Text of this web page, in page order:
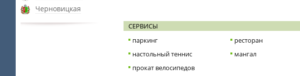
Черновицкая
СЕРВИСЫ
паркинг
ресторан
настольный теннис
мангал
прокат велосипедов